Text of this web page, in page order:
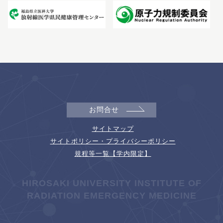
お問合せ
サイトマップ
サイトポリシー・プライバシーポリシー
規程等一覧【学内限定】
HIROSAKI UNIVERSITY INSTITUTE OF
RADIATION EMERGENCY MEDICINE